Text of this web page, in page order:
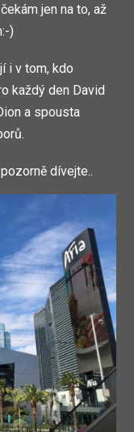
jen na to, až
)
i v tom, kdo
každý den David
a spousta
dívejte..